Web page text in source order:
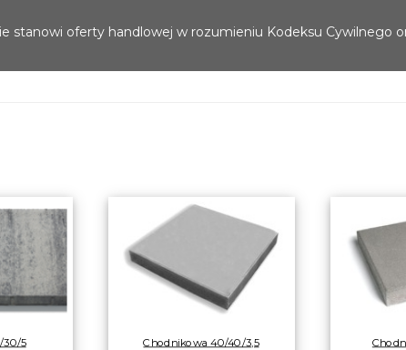
stanowi oferty handlowej w rozumieniu Kodeksu Cywilnego
30/5 Chodnikowa 40/40/3,5